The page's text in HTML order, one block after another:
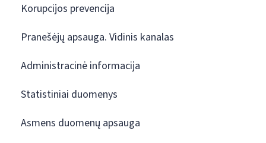
Korupcijos prevencija
Pranešėjų apsauga. Vidinis kanalas
Administracinė informacija
Statistiniai duomenys
Asmens duomenų apsauga